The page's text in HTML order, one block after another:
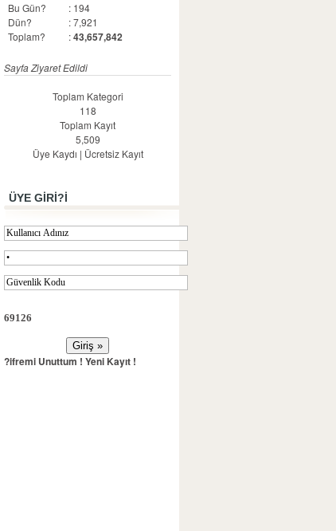
Bu Gün?
Dün?
Toplam?
: 194
: 7,921
:43,657,842
Sayfa Ziyaret Edildi
Toplam Kategori
118
Toplam Kayıt
5,509
Üye Kaydı | Ücretsiz Kayıt
ÜYE GİRİ?İ
69126
?ifremi Unuttum ! Yeni Kayıt !